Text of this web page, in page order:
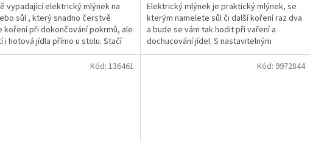
vypadající elektrický mlýnek na
sůl , který snadno čerstvě
koření při dokončování pokrmů, ale
i hotová jídla přímo u stolu. Stačí
Elektrický mlýnek je praktický mlýnek, se
kterým namelete sůl či další koření raz dva
a bude se vám tak hodit při vaření a
dochucování jídel. S nastavitelným
mechanismem mletí...
Kód: 136461 Kód: 9972844